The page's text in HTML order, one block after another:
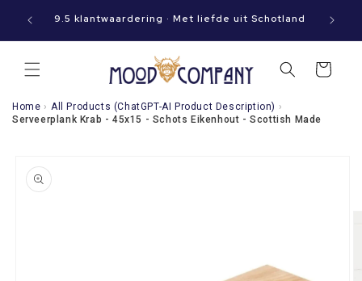
naar de
jouw 9.5 klantwaardering · Met liefde uit Schotland
Winkelwagen
Home › All Products (ChatGPT-AI Product Description) ›
Serveerplank Krab - 45x15 - Schots Eikenhout - Scottish Made